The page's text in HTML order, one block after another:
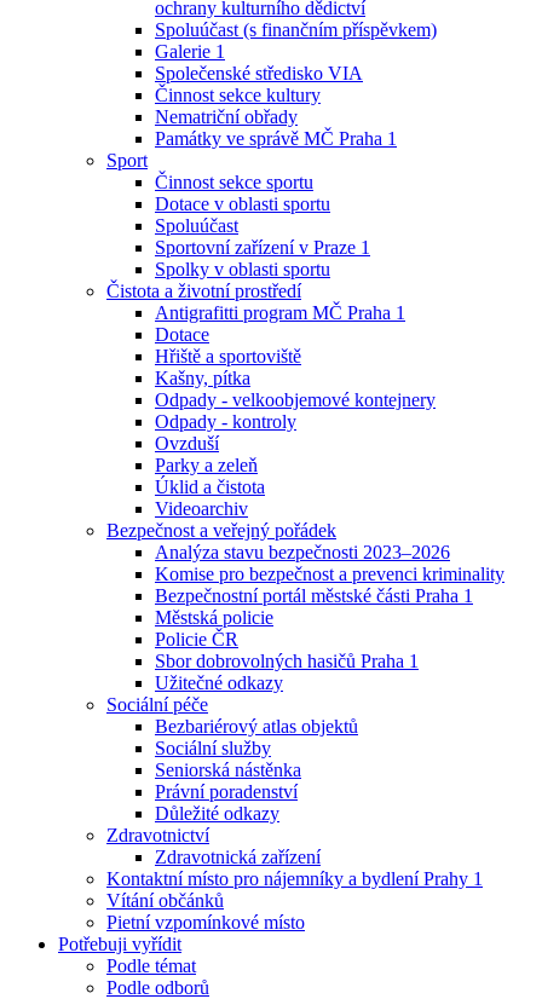
ochrany kulturního dědictví
Spoluúčast (s finančním příspěvkem)
Galerie 1
Společenské středisko VIA
Činnost sekce kultury
Nematriční obřady
Památky ve správě MČ Praha 1
Sport
Činnost sekce sportu
Dotace v oblasti sportu
Spoluúčast
Sportovní zařízení v Praze 1
Spolky v oblasti sportu
Čistota a životní prostředí
Antigrafitti program MČ Praha 1
Dotace
Hřiště a sportoviště
Kašny, pítka
Odpady - velkoobjemové kontejnery
Odpady - kontroly
Ovzduší
Parky a zeleň
Úklid a čistota
Videoarchiv
Bezpečnost a veřejný pořádek
Analýza stavu bezpečnosti 2023–2026
Komise pro bezpečnost a prevenci kriminality
Bezpečnostní portál městské části Praha 1
Městská policie
Policie ČR
Sbor dobrovolných hasičů Praha 1
Užitečné odkazy
Sociální péče
Bezbariérový atlas objektů
Sociální služby
Seniorská nástěnka
Právní poradenství
Důležité odkazy
Zdravotnictví
Zdravotnická zařízení
Kontaktní místo pro nájemníky a bydlení Prahy 1
Vítání občánků
Pietní vzpomínkové místo
Potřebuji vyřídit
Podle témat
Podle odborů